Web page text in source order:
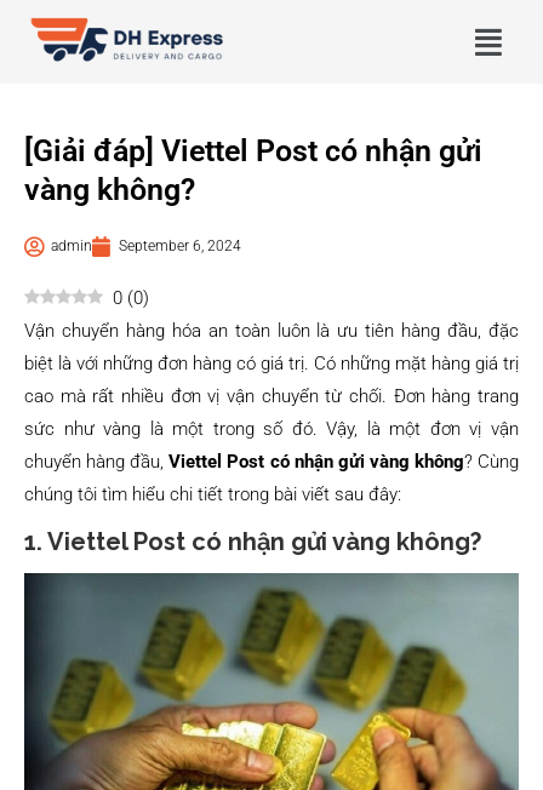
[Giải đáp] Viettel Post có nhận gửi
vàng không?
admin September 6, 2024
0 (0)
Vận chuyển hàng hóa an toàn luôn là ưu tiên hàng đầu, đặc
biệt là với những đơn hàng có giá trị. Có những mặt hàng giá trị
cao mà rất nhiều đơn vị vận chuyển từ chối. Đơn hàng trang
sức như vàng là một trong số đó. Vậy, là một đơn vị vận
chuyển hàng đầu,Viettel Post có nhận gửi vàng không? Cùng
chúng tôi tìm hiểu chi tiết trong bài viết sau đây:
1. Viettel Post có nhận gửi vàng không?